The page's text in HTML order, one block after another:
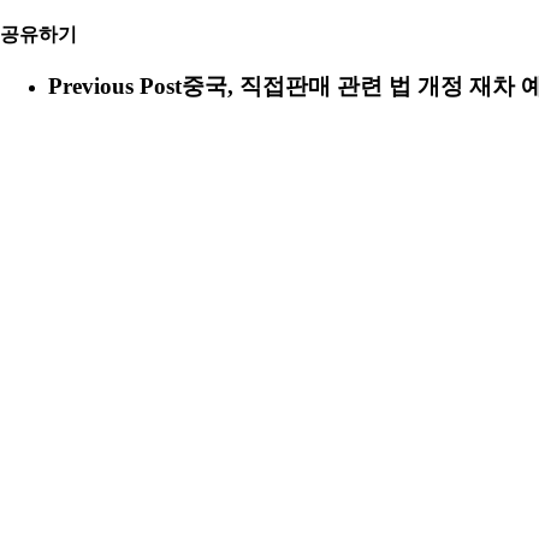
공유하기
Previous Post중국, 직접판매 관련 법 개정 재차